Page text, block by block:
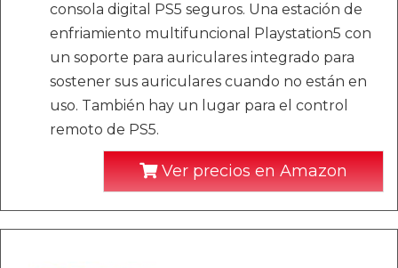
consola digital PS5 seguros. Una estación de
enfriamiento multifuncional Playstation5 con
un soporte para auriculares integrado para
sostener sus auriculares cuando no están en
uso. También hay un lugar para el control
remoto de PS5.
Ver precios en Amazon